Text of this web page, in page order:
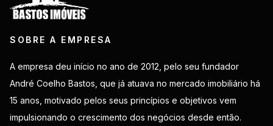
SOBRE A EMPRESA
A empresa deu início no ano de 2012, pelo seu fundador
André Coelho Bastos, que já atuava no mercado imobiliário há
15 anos, motivado pelos seus princípios e objetivos vem
impulsionando o crescimento dos negócios desde então.